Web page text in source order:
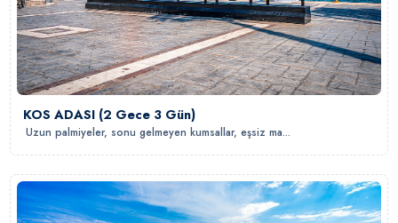
KOS ADASI (2 Gece 3 Gün)
Uzun palmiyeler, sonu gelmeyen kumsallar, eşsiz ma...